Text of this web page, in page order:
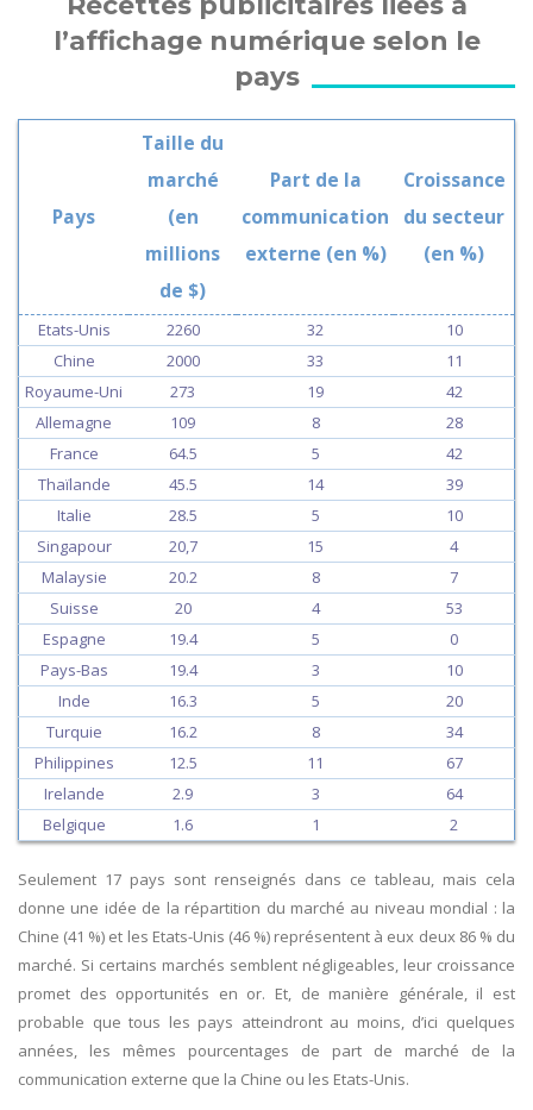
l’affichage numérique selon le
pays
Pays
Taille du
marché
(en
millions
de $)
Part de la
communication
externe (en %)
Croissance
du secteur
(en %)
Etats-Unis 2260 32
10
Chine
2000 33
11
Royaume-Uni
273 19
42
Allemagne
109 8
28
France
64.5 5
42
Thaïlande
45.5 14
39
Italie
28.5 5
10
Singapour
20,7 15
4
Malaysie
20.2 8
7
Suisse
20 4
53
Espagne
19.4 5
0
Pays-Bas
19.4 3
10
Inde
16.3 5
20
Turquie
16.2 8
34
Philippines
12.5 11
67
Irelande
2.9 3
64
Belgique
1.6 1 2
Seulement 17 pays sont renseignés dans ce tableau, mais cela
donne une idée de la répartition du marché au niveau mondial : la
Chine (41 %) et les Etats-Unis (46 %) représentent à eux deux 86 % du
marché. Si certains marchés semblent négligeables, leur croissance
promet des opportunités en or. Et, de manière générale, il est
probable que tous les pays atteindront au moins, d’ici quelques
années, les mêmes pourcentages de part de marché de la
communication externe que la Chine ou les Etats-Unis.